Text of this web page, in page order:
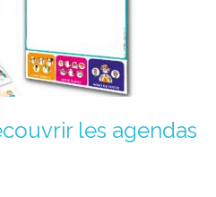
les agendas